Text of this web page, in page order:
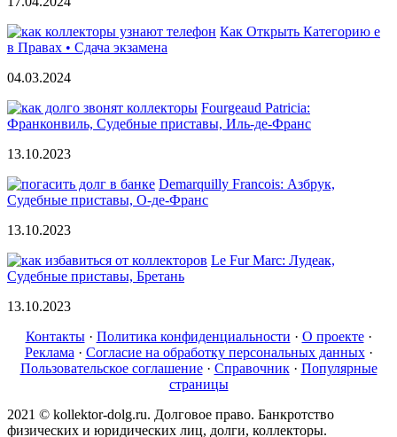
Как Открыть Категорию е
в Правах • Сдача экзамена
04.03.2024
Fourgeaud Patricia:
Франконвиль, Судебные приставы, Иль-де-Франс
13.10.2023
Demarquilly Francois: Азбрук,
Судебные приставы, О-де-Франс
13.10.2023
Le Fur Marc: Лудеак,
Судебные приставы, Бретань
13.10.2023
Контакты· Политика конфиденциальности · О проекте·
Реклама · Согласие на обработку персональных данных·
Пользовательское соглашение· Справочник· Популярные
страницы
2021 © kollektor-dolg.ru. Долговое право. Банкротство
физических и юридических лиц, долги, коллекторы.